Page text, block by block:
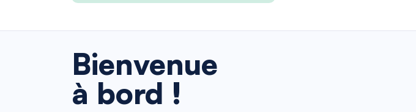
Bienvenue
à bord !